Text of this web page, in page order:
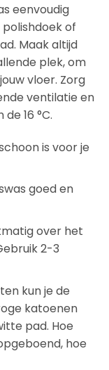
eenvoudig
of
Maak altijd
plek, om
vloer. Zorg
ventilatie en
16 °C.
is voor je
goed en
over het
2-3
kun je de
katoenen
pad. Hoe
hoe